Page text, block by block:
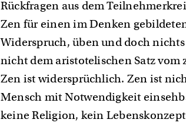
Rückfragen aus dem
Zen für einen im Denken
Widerspruch, üben und doch
nicht dem aristotelischen Satz
Zen ist widersprüchlich. Zen ist
Mensch mit Notwendigkeit
keine Religion, kein